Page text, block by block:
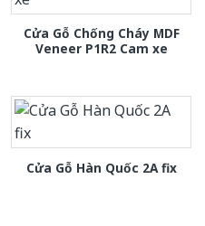
Cửa Gỗ Chống Cháy MDF
Veneer P1R2 Cam xe
Cửa Gỗ Hàn Quốc 2A fix